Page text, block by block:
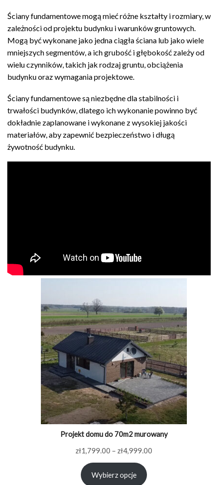
Ściany fundamentowe mogą mieć różne kształty i rozmiary, w
zależności od projektu budynku i warunków gruntowych.
Mogą być wykonane jako jedna ciągła ściana lub jako wiele
mniejszych segmentów, a ich grubość i głębokość zależy od
wielu czynników, takich jak rodzaj gruntu, obciążenia
budynku oraz wymagania projektowe.
Ściany fundamentowe są niezbędne dla stabilności i
trwałości budynków, dlatego ich wykonanie powinno być
dokładnie zaplanowane i wykonane z wysokiej jakości
materiałów, aby zapewnić bezpieczeństwo i długą
żywotność budynku.
Projekt domu do 70m2 murowany
zł1,799.00 – zł4,999.00
Wybierz opcje